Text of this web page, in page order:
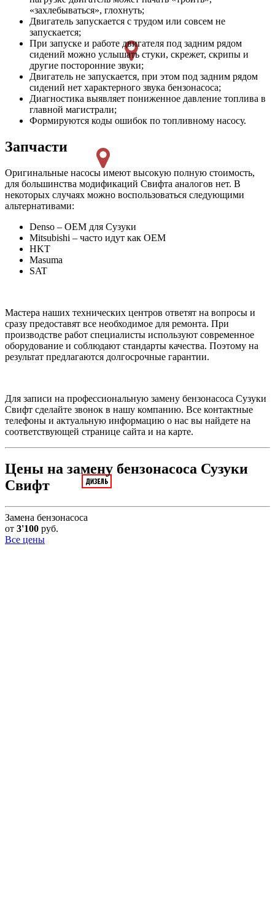
«захлебываться», глохнуть;
Двигатель запускается с трудом или совсем не
запускается;
При запуске и работе двигателя под задним рядом
сидений можно услышать стуки, скрежет, скрипы и
другие посторонние звуки;
Двигатель не запускается, при этом под задним рядом
сидений нет характерного звука бензонасоса;
Диагностика выявляет пониженное давление топлива в
главной магистрали;
Формируются коды ошибок по топливному насосу.
Запчасти
Оригинальные насосы имеют высокую полную стоимость,
для большинства модификаций Свифта аналогов нет. В
некоторых случаях можно воспользоваться следующими
альтернативами:
Denso – OEM для Сузуки
Mitsubishi – часто идут как OEM
HKT
Masuma
SAT
Мастера наших технических центров ответят на вопросы и
сразу предоставят все необходимое для ремонта. При
производстве работ специалисты используют современное
оборудование и соблюдают стандарты качества. Поэтому на
результат предлагаются долгосрочные гарантии.
Для записи на профессиональную замену бензонасоса Сузуки
Свифт сделайте звонок в нашу компанию. Все контактные
телефоны и актуальную информацию о нас вы найдете на
соответствующей странице сайта и на карте.
Цены на замену бензонасоса Сузуки
Свифт
Замена бензонасоса
от 3'100 руб.
Все цены